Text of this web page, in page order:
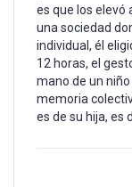
es que los elevó
una sociedad
individual, él
12 horas, el
mano de un
memoria
es de su hija, es